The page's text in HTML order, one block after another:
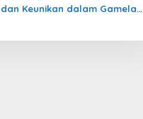
dan Keunikan dalam Gamelan